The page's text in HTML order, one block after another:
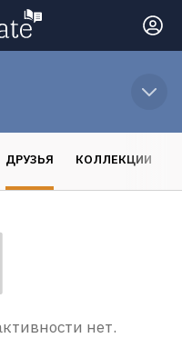
ДРУЗЬЯ КОЛЛЕКЦИИ
нет.